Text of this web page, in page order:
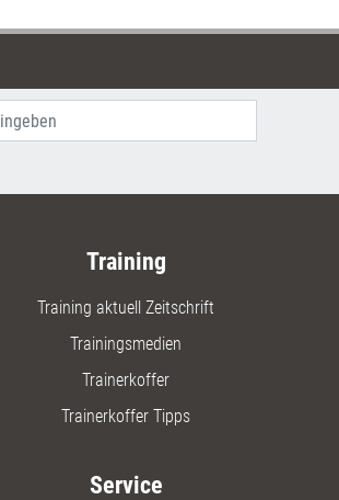
erhalten Sie zum günstigen Kombipreis von
Training
Training aktuell Zeitschrift
Trainingsmedien
Trainerkoffer
Trainerkoffer Tipps
Service